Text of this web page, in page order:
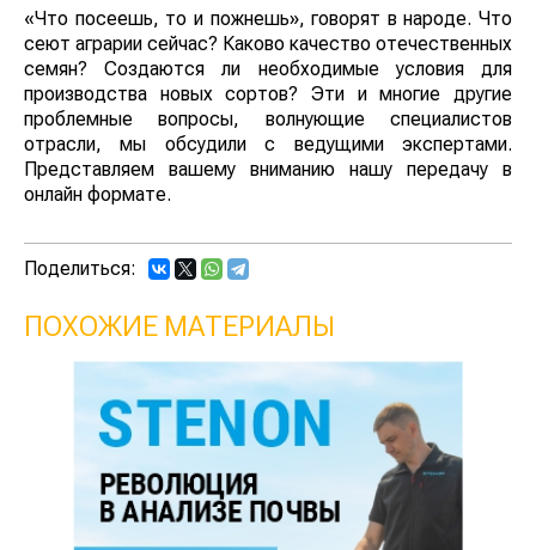
«Что посеешь, то и пожнешь», говорят в народе. Что
сеют аграрии сейчас? Каково качество отечественных
семян? Создаются ли необходимые условия для
производства новых сортов? Эти и многие другие
проблемные вопросы, волнующие специалистов
отрасли, мы обсудили с ведущими экспертами.
Представляем вашему вниманию нашу передачу в
онлайн формате.
Поделиться:
ПОХОЖИЕ МАТЕРИАЛЫ